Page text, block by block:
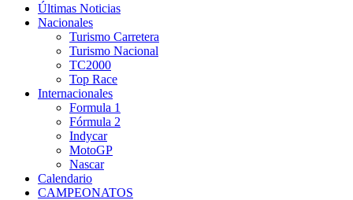
Últimas Noticias
Nacionales
Turismo Carretera
Turismo Nacional
TC2000
Top Race
Internacionales
Formula 1
Fórmula 2
Indycar
MotoGP
Nascar
Calendario
CAMPEONATOS